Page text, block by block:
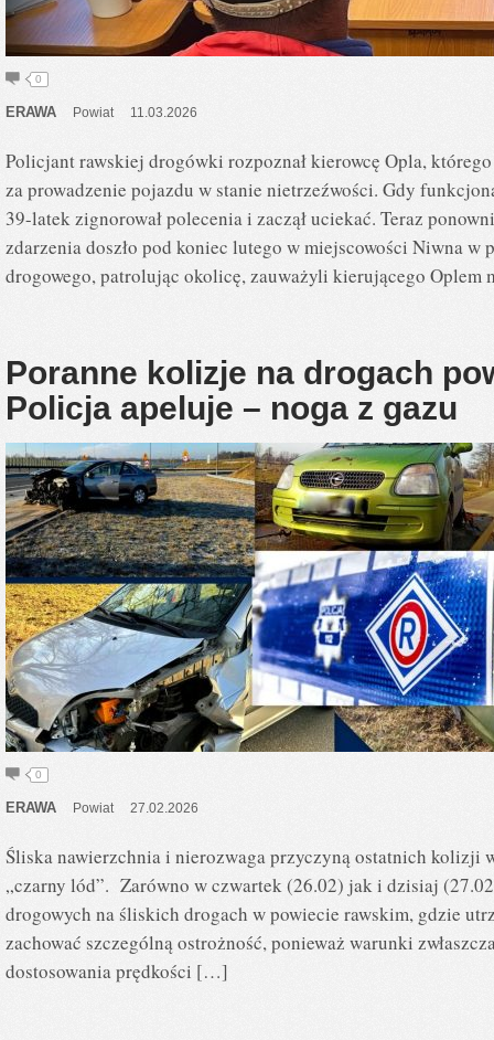
0
ERAWA Powiat 11.03.2026
Policjant rawskiej drogówki rozpoznał kierowcę Opla,
za prowadzenie pojazdu w stanie nietrzeźwości. Gdy
39-latek zignorował polecenia i zaczął uciekać. Teraz
zdarzenia doszło pod koniec lutego w miejscowości Niwna
drogowego, patrolując okolicę, zauważyli kierującego
Poranne kolizje na drogach
Policja apeluje – noga z gazu
0
ERAWA Powiat 27.02.2026
Śliska nawierzchnia i nierozwaga przyczyną ostatnich kolizji
„czarny lód”. Zarówno w czwartek (26.02) jak i dzisiaj
drogowych na śliskich drogach w powiecie rawskim, gdzie
zachować szczególną ostrożność, ponieważ warunki
dostosowania prędkości […]